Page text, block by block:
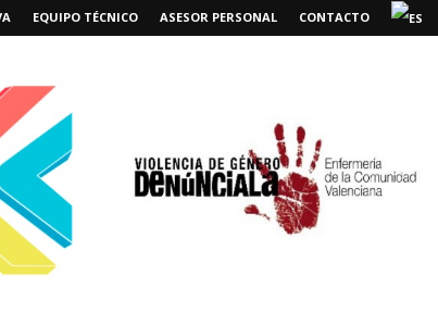
EQUIPO TÉCNICO ASESOR PERSONAL CONTACTO